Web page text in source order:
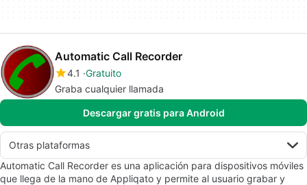
Automatic Call Recorder
4.1 Gratuito
Graba cualquier llamada
Descargar gratis para Android
Otras plataformas
Automatic Call Recorder es una aplicación para dispositivos móviles
que llega de la mano de Appliqato y permite al usuario grabar y